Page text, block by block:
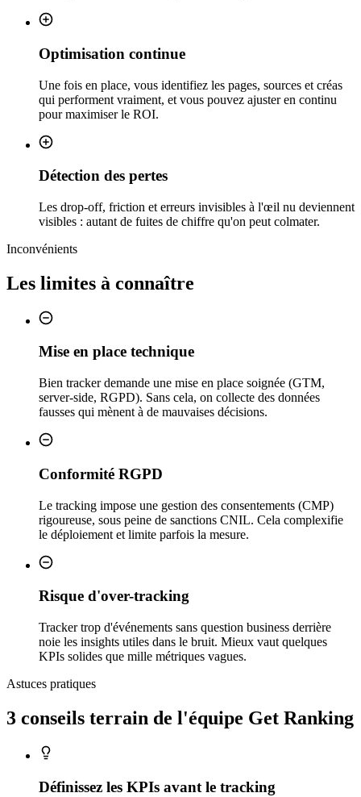
Optimisation continue
Une fois en place, vous identifiez les pages, sources et créas
qui performent vraiment, et vous pouvez ajuster en continu
pour maximiser le ROI.
Détection des pertes
Les drop-off, friction et erreurs invisibles à l'œil nu deviennent
visibles : autant de fuites de chiffre qu'on peut colmater.
Inconvénients
Les limites à connaître
Mise en place technique
Bien tracker demande une mise en place soignée (GTM,
server-side, RGPD). Sans cela, on collecte des données
fausses qui mènent à de mauvaises décisions.
Conformité RGPD
Le tracking impose une gestion des consentements (CMP)
rigoureuse, sous peine de sanctions CNIL. Cela complexifie
le déploiement et limite parfois la mesure.
Risque d'over-tracking
Tracker trop d'événements sans question business derrière
noie les insights utiles dans le bruit. Mieux vaut quelques
KPIs solides que mille métriques vagues.
Astuces pratiques
3 conseils terrain de l'équipe Get Ranking
Définissez les KPIs avant le tracking